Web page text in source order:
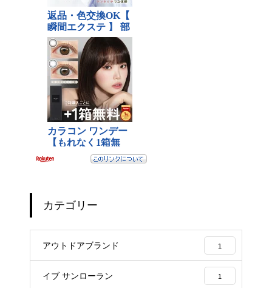
カテゴリー
アウトドアブランド 1
イブ サンローラン 1